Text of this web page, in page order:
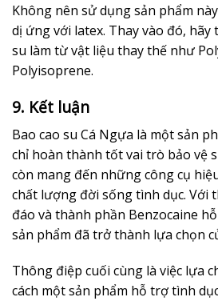
Không nên sử dụng sản phẩm
dị ứng với latex. Thay vào đó, hãy
su làm từ vật liệu thay thế như
Polyisoprene.
9. Kết luận
Bao cao su Cá Ngựa là một sản
chỉ hoàn thành tốt vai trò bảo vệ
còn mang đến những công cụ
chất lượng đời sống tình dục. Với
đáo và thành phần Benzocaine
sản phẩm đã trở thành lựa chọn
Thông điệp cuối cùng là việc lựa
cách một sản phẩm hỗ trợ tình